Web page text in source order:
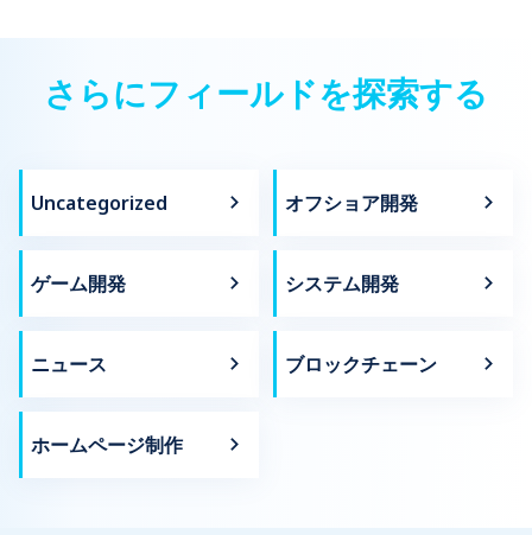
さらにフィールドを探索する
Uncategorized オフショア開発
ゲーム開発 システム開発
ニュース ブロックチェーン
ホームページ制作